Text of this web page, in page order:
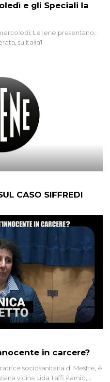
e gli Speciali la
Le Iene presentano:
su Italia1
CASO SIFFREDI
in carcere?
sociosanitaria di Mestre, è
vicina Lida Taffi Pamio,